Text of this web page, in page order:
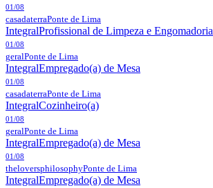
01/08
casadaterraPonte de Lima
IntegralProfissional de Limpeza e Engomadoria
01/08
geralPonte de Lima
IntegralEmpregado(a) de Mesa
01/08
casadaterraPonte de Lima
IntegralCozinheiro(a)
01/08
geralPonte de Lima
IntegralEmpregado(a) de Mesa
01/08
theloversphilosophyPonte de Lima
IntegralEmpregado(a) de Mesa